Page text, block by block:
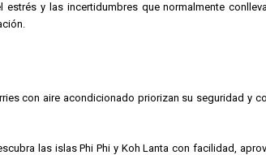
y las incertidumbres que normalmente
con aire acondicionado priorizan su seguridad y
las islas Phi Phi y Koh Lanta con facilidad,